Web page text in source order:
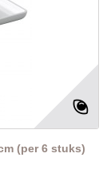
(per 6 stuks)